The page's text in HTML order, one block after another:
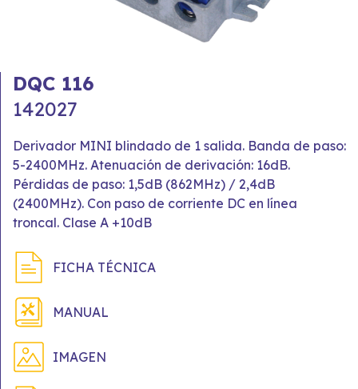
DQC 116
142027
Derivador MINI blindado de 1 salida. Banda de paso:
5-2400MHz. Atenuación de derivación: 16dB.
Pérdidas de paso: 1,5dB (862MHz) / 2,4dB
(2400MHz). Con paso de corriente DC en línea
troncal. Clase A +10dB
FICHA TÉCNICA
MANUAL
IMAGEN